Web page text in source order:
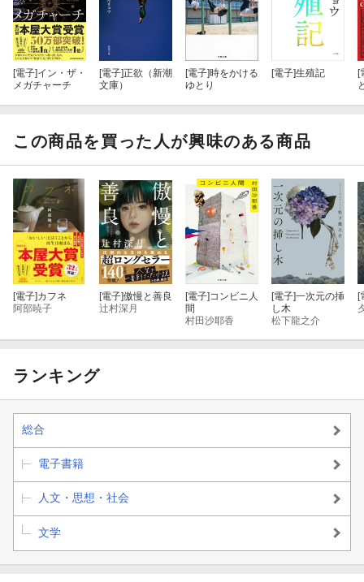
[電子]イン・ザ・
メガチャーチ
[電子]正欲（新潮
文庫）
[電子]時をかける
ゆとり
[電子]生殖記
[
この商品を買った人が興味のある商品
[電子]カフネ
阿部暁子
[電子]傲慢と善良
辻村深月
[電子]コンビニ人
間
村田沙耶香
[電子]一次元の挿
し木
松下龍之介
[
ランキング
総合
電子書籍
人文・思想・社会
文学